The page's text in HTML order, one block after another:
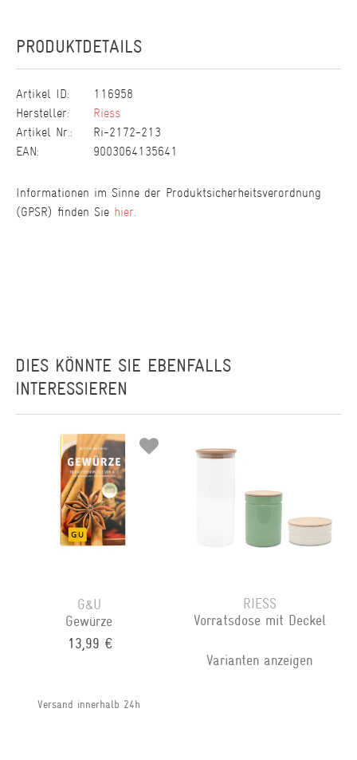
PRODUKTDETAILS
Artikel ID:
116958
Hersteller:
Riess
Artikel Nr.:
Ri-2172-213
EAN:
9003064135641
Informationen im Sinne der Produktsicherheitsverordnung
(GPSR) finden Sie hier.
DIES KÖNNTE SIE EBENFALLS
INTERESSIEREN
G&U
Gewürze
13,99 €
Versand innerhalb 24h
RIESS
Vorratsdose mit Deckel
Varianten anzeigen